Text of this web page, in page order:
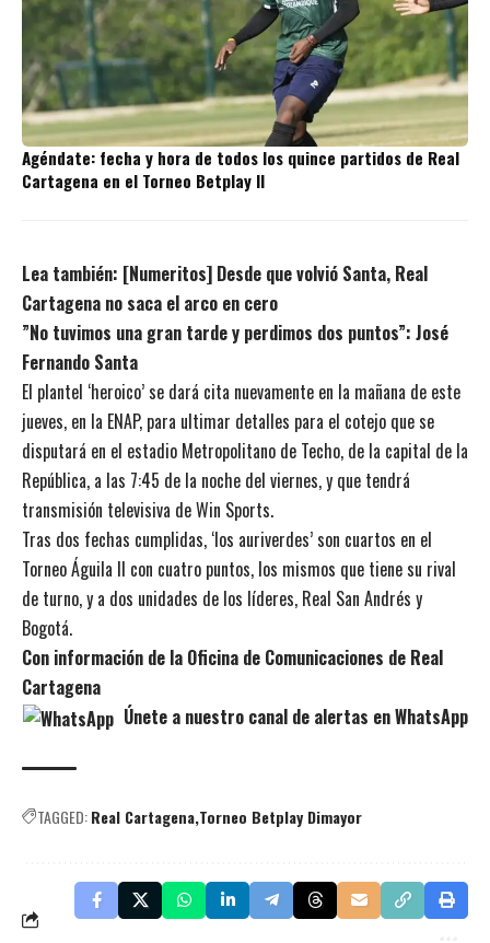
Agéndate: fecha y hora de todos los quince partidos de Real
Cartagena en el Torneo Betplay II
Lea también: [Numeritos] Desde que volvió Santa, Real
Cartagena no saca el arco en cero
”No tuvimos una gran tarde y perdimos dos puntos”: José
Fernando Santa
El plantel ‘heroico’ se dará cita nuevamente en la mañana de este
jueves, en la ENAP, para ultimar detalles para el cotejo que se
disputará en el estadio Metropolitano de Techo, de la capital de la
República, a las 7:45 de la noche del viernes, y que tendrá
transmisión televisiva de Win Sports.
Tras dos fechas cumplidas, ‘los auriverdes’ son cuartos en el
Torneo Águila II con cuatro puntos, los mismos que tiene su rival
de turno, y a dos unidades de los líderes, Real San Andrés y
Bogotá.
Con información de la Oficina de Comunicaciones de Real
Cartagena
Únete a nuestro canal de alertas en WhatsApp
TAGGED:Real Cartagena Torneo Betplay Dimayor